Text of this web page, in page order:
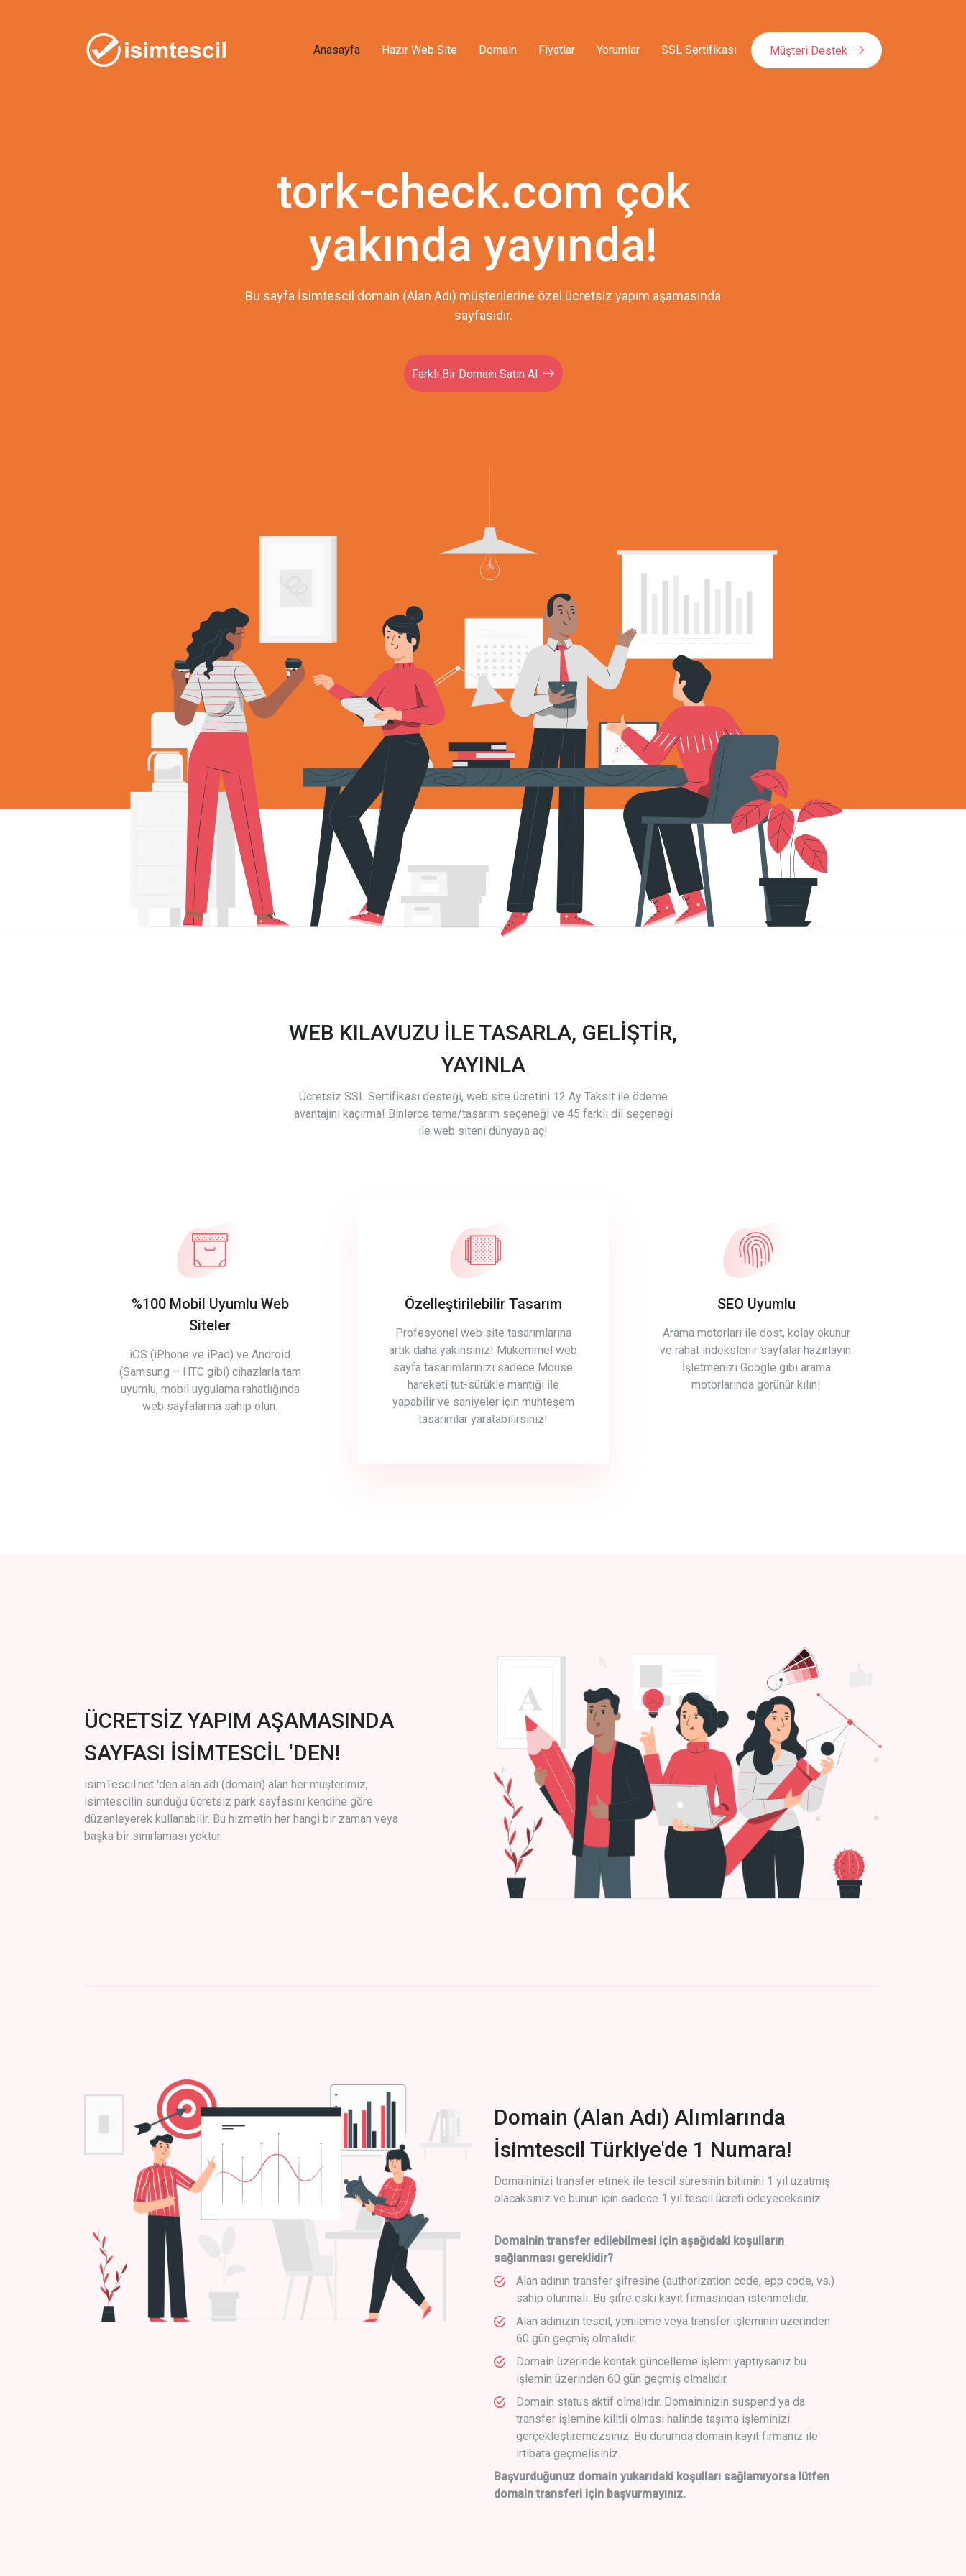
Anasayfa Hazır Web Site Domain Fiyatlar Yorumlar SSL Sertifikası Müşteri Destek
tork-check.com çok
yakında yayında!
Bu sayfa İsimtescil domain (Alan Adı) müşterilerine özel ücretsiz yapım aşamasında
sayfasıdır.
Farklı Bir Domain Satın Al
WEB KILAVUZU İLE TASARLA, GELİŞTİR,
YAYINLA
Ücretsiz SSL Sertifikası desteği, web site ücretini 12 Ay Taksit ile ödeme
avantajını kaçırma! Binlerce tema/tasarım seçeneği ve 45 farklı dil seçeneği
ile web siteni dünyaya aç!
%100 Mobil Uyumlu Web
Siteler
iOS (iPhone ve iPad) ve Android
(Samsung – HTC gibi) cihazlarla tam
uyumlu, mobil uygulama rahatlığında
web sayfalarına sahip olun.
Özelleştirilebilir Tasarım
Profesyonel web site tasarımlarına
artık daha yakınsınız! Mükemmel web
sayfa tasarımlarınızı sadece Mouse
hareketi tut-sürükle mantığı ile
yapabilir ve saniyeler için muhteşem
tasarımlar yaratabilirsiniz!
SEO Uyumlu
Arama motorları ile dost, kolay okunur
ve rahat indekslenir sayfalar hazırlayın.
İşletmenizi Google gibi arama
motorlarında görünür kılın!
ÜCRETSİZ YAPIM AŞAMASINDA
SAYFASI İSİMTESCİL 'DEN!
isimTescil.net 'den alan adı (domain) alan her müşterimiz,
isimtescilin sunduğu ücretsiz park sayfasını kendine göre
düzenleyerek kullanabilir. Bu hizmetin her hangi bir zaman veya
başka bir sınırlaması yoktur.
Domain (Alan Adı) Alımlarında
İsimtescil Türkiye'de 1 Numara!
Domaininizi transfer etmek ile tescil süresinin bitimini 1 yıl uzatmış
olacaksınız ve bunun için sadece 1 yıl tescil ücreti ödeyeceksiniz.
Domainin transfer edilebilmesi için aşağıdaki koşulların
sağlanması gereklidir?
Alan adının transfer şifresine (authorization code, epp code, vs.)
sahip olunmalı. Bu şifre eski kayıt firmasından istenmelidir.
Alan adınızın tescil, yenileme veya transfer işleminin üzerinden
60 gün geçmiş olmalıdır.
Domain üzerinde kontak güncelleme işlemi yaptıysanız bu
işlemin üzerinden 60 gün geçmiş olmalıdır.
Domain status aktif olmalıdır. Domaininizin suspend ya da
transfer işlemine kilitli olması halinde taşıma işleminizi
gerçekleştiremezsiniz. Bu durumda domain kayıt firmanız ile
irtibata geçmelisiniz.
Başvurduğunuz domain yukarıdaki koşulları sağlamıyorsa lütfen
domain transferi için başvurmayınız.